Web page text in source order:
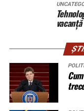
Nu mai e doar o
comportamentului
posesorului.
Procedura
blocaje
Configurația
beneficiarului. La
distanță și conectivitate
Gama
lungime